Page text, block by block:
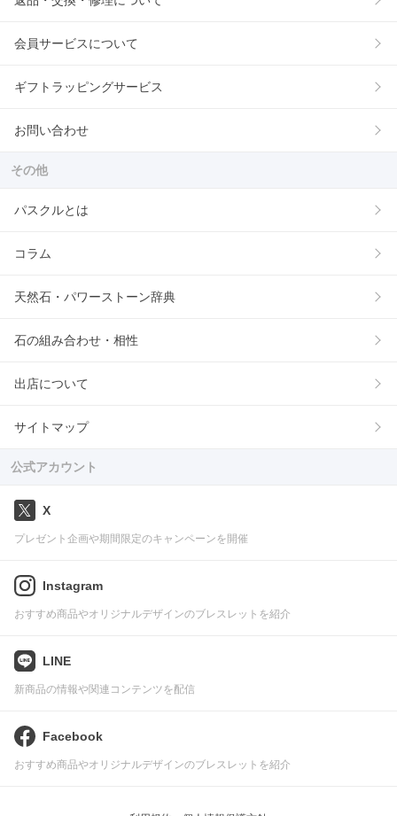
会員サービスについて
ギフトラッピングサービス
お問い合わせ
その他
パスクルとは
コラム
天然石・パワーストーン辞典
石の組み合わせ・相性
出店について
サイトマップ
公式アカウント
X
プレゼント企画や期間限定のキャンペーンを開催
Instagram
おすすめ商品やオリジナルデザインのブレスレットを紹介
LINE
新商品の情報や関連コンテンツを配信
Facebook
おすすめ商品やオリジナルデザインのブレスレットを紹介